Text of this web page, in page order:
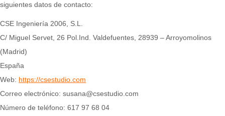
siguientes datos de contacto:
CSE Ingeniería 2006, S.L.
C/ Miguel Servet, 26 Pol.Ind. Valdefuentes, 28939 – Arroyomolinos
(Madrid)
España
Web: https://csestudio.com
Correo electrónico: susana@csestudio.com
Número de teléfono: 617 97 68 04